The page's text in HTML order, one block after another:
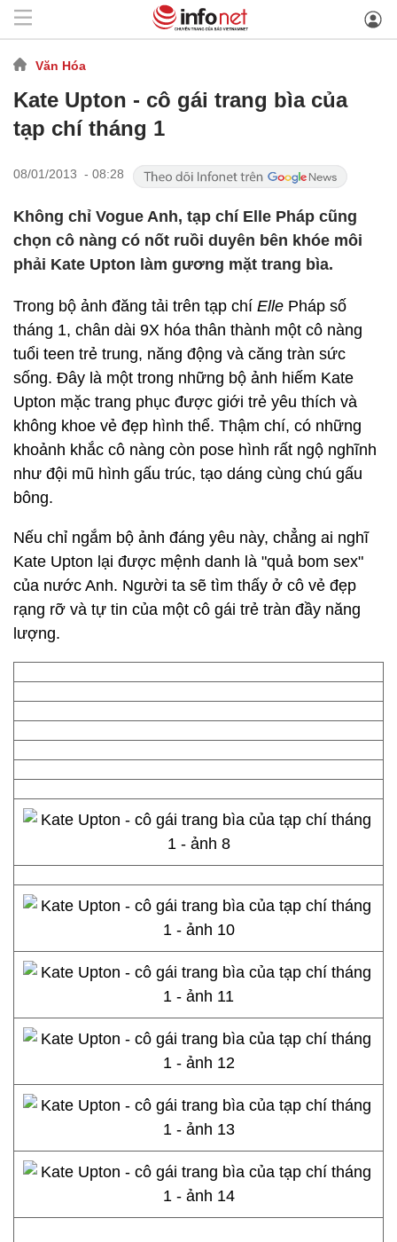
Văn Hóa
Kate Upton - cô gái trang bìa của
tạp chí tháng 1
08/01/2013 - 08:28
Không chỉ Vogue Anh, tạp chí Elle Pháp cũng
chọn cô nàng có nốt ruồi duyên bên khóe môi
phải Kate Upton làm gương mặt trang bìa.
Trong bộ ảnh đăng tải trên tạp chí Elle Pháp số
tháng 1, chân dài 9X hóa thân thành một cô nàng
tuổi teen trẻ trung, năng động và căng tràn sức
sống. Đây là một trong những bộ ảnh hiếm Kate
Upton mặc trang phục được giới trẻ yêu thích và
không khoe vẻ đẹp hình thể. Thậm chí, có những
khoảnh khắc cô nàng còn pose hình rất ngộ nghĩnh
như đội mũ hình gấu trúc, tạo dáng cùng chú gấu
bông.
Nếu chỉ ngắm bộ ảnh đáng yêu này, chẳng ai nghĩ
Kate Upton lại được mệnh danh là "quả bom sex"
của nước Anh. Người ta sẽ tìm thấy ở cô vẻ đẹp
rạng rỡ và tự tin của một cô gái trẻ tràn đầy năng
lượng.